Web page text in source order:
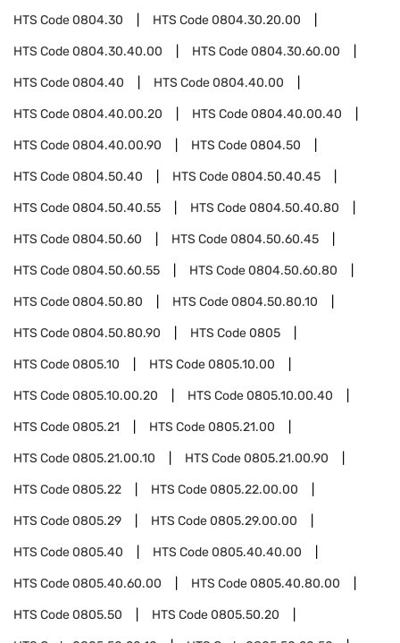
HTS Code0804.30 HTS Code0804.30.20.00
HTS Code0804.30.40.00 HTS Code0804.30.60.00
HTS Code0804.40 HTS Code0804.40.00
HTS Code0804.40.00.20 HTS Code0804.40.00.40
HTS Code0804.40.00.90 HTS Code0804.50
HTS Code0804.50.40 HTS Code0804.50.40.45
HTS Code0804.50.40.55 HTS Code0804.50.40.80
HTS Code0804.50.60 HTS Code0804.50.60.45
HTS Code0804.50.60.55 HTS Code0804.50.60.80
HTS Code0804.50.80 HTS Code0804.50.80.10
HTS Code0804.50.80.90 HTS Code0805
HTS Code0805.10 HTS Code0805.10.00
HTS Code0805.10.00.20 HTS Code0805.10.00.40
HTS Code0805.21 HTS Code0805.21.00
HTS Code0805.21.00.10 HTS Code0805.21.00.90
HTS Code0805.22 HTS Code0805.22.00.00
HTS Code0805.29 HTS Code0805.29.00.00
HTS Code0805.40 HTS Code0805.40.40.00
HTS Code0805.40.60.00 HTS Code0805.40.80.00
HTS Code0805.50 HTS Code0805.50.20